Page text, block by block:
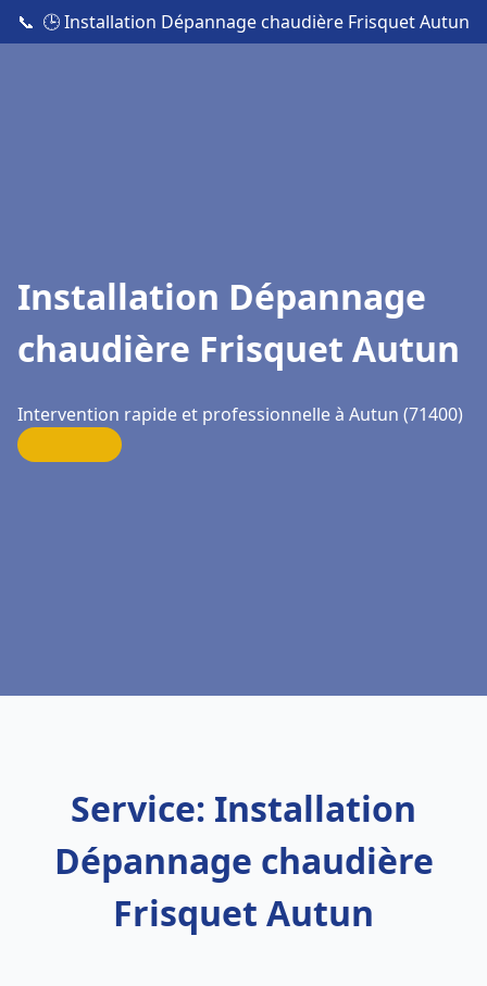
📞 🕒 Installation Dépannage chaudière Frisquet Autun
Installation Dépannage
chaudière Frisquet Autun
Intervention rapide et professionnelle à Autun (71400)
Service: Installation
Dépannage chaudière
Frisquet Autun